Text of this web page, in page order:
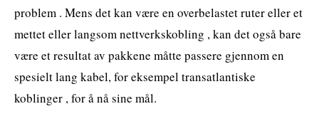
problem . Mens det kan være en overbelastet ruter eller et
mettet eller langsom nettverkskobling , kan det også bare
være et resultat av pakkene måtte passere gjennom en
spesielt lang kabel, for eksempel transatlantiske
koblinger , for å nå sine mål.